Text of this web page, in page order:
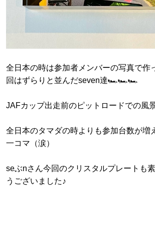
全日本の時は参加者メンバーの写真で作
回はずらりと並んだseven達🏎️🏎️🏎️
JAFカップ出走前のピットロードでの風景
全日本のタマダの時よりも参加台数が増
一コマ（涙）
seぶnさん今回のクリスタルプレートも
うございました♪